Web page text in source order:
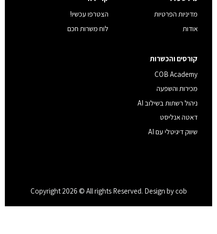
מדיניות הפרטיות
אודות
הצטרפו עכשיו!
לוח משרות חכם
קורסים והכשרות
COB Academy
מכירות והשפעה
ניהול רשתות בשילוב AI
דאטה אנליסט
שיווק דיגיטלי עם AI
Copyright 2026 © All rights Reserved. Design by cob